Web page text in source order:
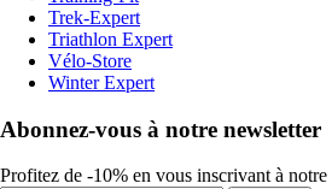
Trek-Expert
Triathlon Expert
Vélo-Store
Winter Expert
Abonnez-vous à notre newsletter
Profitez de -10% en vous inscrivant à notre